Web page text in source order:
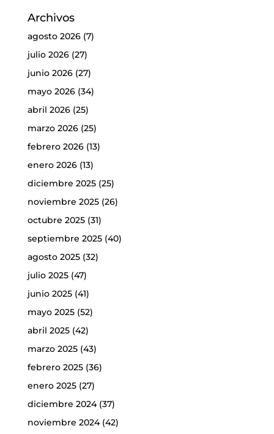
Archivos
agosto 2026(7)
julio 2026(27)
junio 2026(27)
mayo 2026(34)
abril 2026(25)
marzo 2026(25)
febrero 2026(13)
enero 2026(13)
diciembre 2025(25)
noviembre 2025(26)
octubre 2025(31)
septiembre 2025(40)
agosto 2025(32)
julio 2025(47)
junio 2025(41)
mayo 2025(52)
abril 2025(42)
marzo 2025(43)
febrero 2025(36)
enero 2025(27)
diciembre 2024(37)
noviembre 2024(42)